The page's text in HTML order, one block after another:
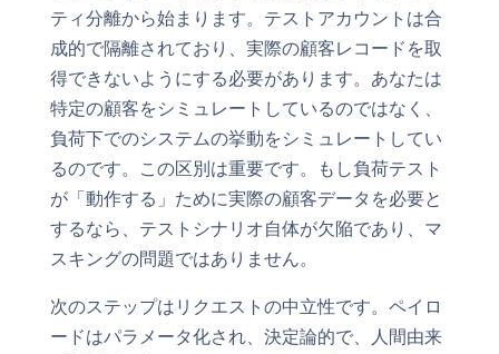
ティ分離から始まります。テストアカウントは合
成的で隔離されており、実際の顧客レコードを取
得できないようにする必要があります。あなたは
特定の顧客をシミュレートしているのではなく、
負荷下でのシステムの挙動をシミュレートしてい
るのです。この区別は重要です。もし負荷テスト
が「動作する」ために実際の顧客データを必要と
するなら、テストシナリオ自体が欠陥であり、マ
スキングの問題ではありません。
次のステップはリクエストの中立性です。ペイロ
ードはパラメータ化され、決定論的で、人間由来